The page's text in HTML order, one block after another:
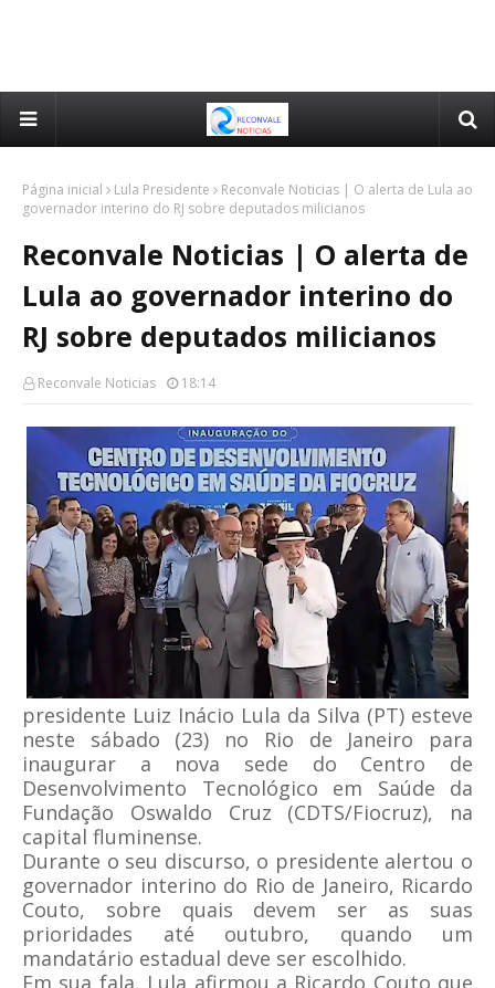
Página inicial Lula Presidente
Reconvale Noticias | O alerta de Lula ao
governador interino do RJ sobre deputados milicianos
Reconvale Noticias | O alerta de
Lula ao governador interino do
RJ sobre deputados milicianos
Reconvale Noticias 18:14
presidente Luiz Inácio Lula da Silva (PT) esteve
neste sábado (23) no Rio de Janeiro para
inaugurar a nova sede do Centro de
Desenvolvimento Tecnológico em Saúde da
Fundação Oswaldo Cruz (CDTS/Fiocruz), na
capital fluminense.
Durante o seu discurso, o presidente alertou o
governador interino do Rio de Janeiro, Ricardo
Couto, sobre quais devem ser as suas
prioridades até outubro, quando um
mandatário estadual deve ser escolhido.
Em sua fala, Lula afirmou a Ricardo Couto que